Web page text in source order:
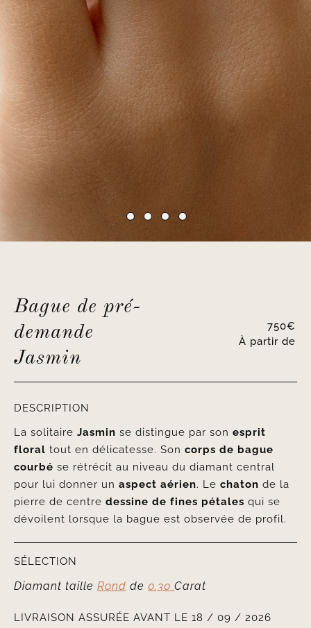
Bague de pré-
demande
Jasmin
À partir de
750€
DESCRIPTION
La solitaire Jasmin se distingue par son esprit
floral tout en délicatesse. Son corps de bague
courbé se rétrécit au niveau du diamant central
pour lui donner un aspect aérien. Le chaton de la
pierre de centre dessine de fines pétales qui se
dévoilent lorsque la bague est observée de profil.
SÉLECTION
Diamant taille Rond de 0.30 Carat
LIVRAISON ASSURÉE AVANT LE 18 / 09 / 2026